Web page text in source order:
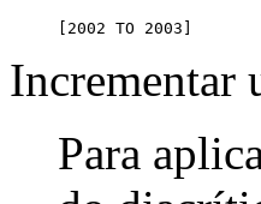
[2002 TO 2003]
Incrementar
Para